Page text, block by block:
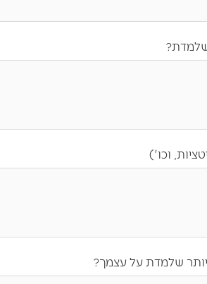
וכו')
שלמדת על עצמך?